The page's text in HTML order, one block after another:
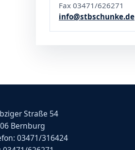
Fax 03471/626271
info@stbschunke.de
Straße 54
Bernburg
03471/316424